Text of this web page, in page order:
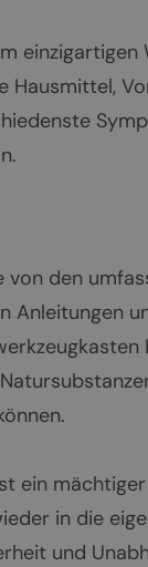
einzigartigen
Hausmittel,
von den
Anleitungen
ein
in die
und